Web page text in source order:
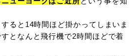
ると14時間ほど掛かってしまいま
となんと飛行機で2時間ほどで着